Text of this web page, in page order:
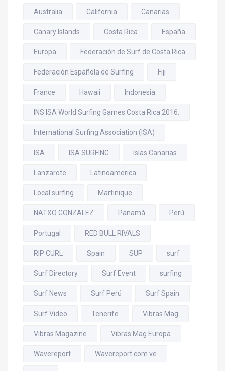
Australia California Canarias
Canary Islands Costa Rica España
Europa Federación de Surf de Costa Rica
Federación Española de Surfing Fiji
France Hawaii Indonesia
INS ISA World Surfing Games Costa Rica 2016.
International Surfing Association (ISA)
ISA ISA SURFING Islas Canarias
Lanzarote Latinoamerica
Local surfing Martinique
NATXO GONZALEZ Panamá Perú
Portugal RED BULL RIVALS
RIP CURL Spain SUP surf
Surf Directory Surf Event surfing
Surf News Surf Perú Surf Spain
Surf Video Tenerife Vibras Mag
Vibras Magazine Vibras Mag Europa
Wavereport Wavereport.com.ve